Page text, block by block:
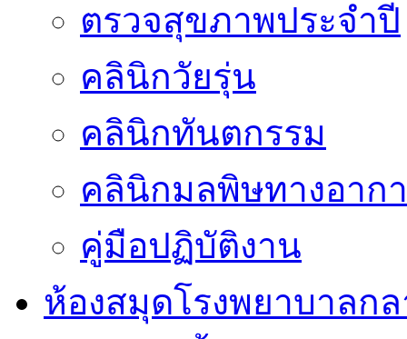
ตรวจสุขภาพประจำปี
คลินิกวัยรุ่น
คลินิกทันตกรรม
คลินิกมลพิษทางอาก
คู่มือปฏิบัติงาน
ห้องสมุดโรงพยาบาลกล